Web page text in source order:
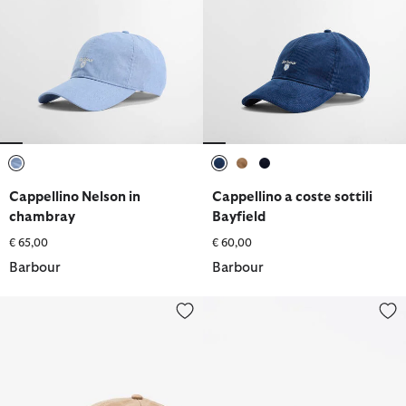
Cappellino Nelson in
chambray
€ 65,00
Barbour
Cappellino a coste sottili
Bayfield
€ 60,00
Barbour
Cappellino sportivo Cascade